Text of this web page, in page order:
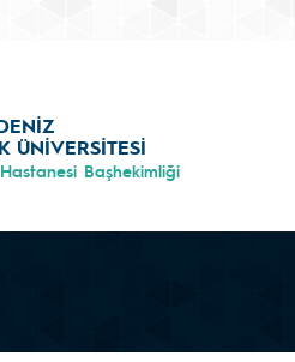
ÜNİVERSİTESİ
Başhekimliği